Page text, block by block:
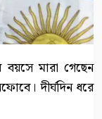
মারা গেছেন
দীর্ঘদিন ধরে